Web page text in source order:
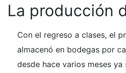
La producción
Con el regreso a clases, el
almacenó en bodegas por
desde hace varios meses ya